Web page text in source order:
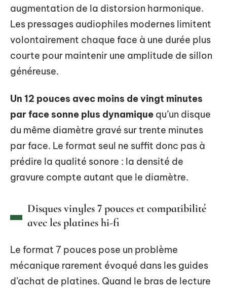
augmentation de la distorsion harmonique.
Les pressages audiophiles modernes limitent
volontairement chaque face à une durée plus
courte pour maintenir une amplitude de sillon
généreuse.
Un 12 pouces avec moins de vingt minutes
par face sonne plus dynamique qu’un disque
du même diamètre gravé sur trente minutes
par face. Le format seul ne suffit donc pas à
prédire la qualité sonore : la densité de
gravure compte autant que le diamètre.
Disques vinyles 7 pouces et compatibilité
avec les platines hi-fi
Le format 7 pouces pose un problème
mécanique rarement évoqué dans les guides
d’achat de platines. Quand le bras de lecture